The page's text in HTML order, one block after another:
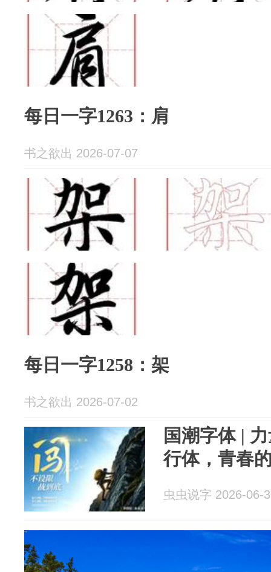
每日一字1263：肩
书之欲出 2026-07-07
每日一字1258：架
书之欲出 2026-07-02
国潮字体 |
行体，青春
虫虫说字 2026-06-